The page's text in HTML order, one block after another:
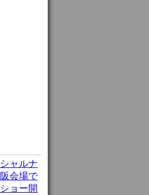
ャルナ
会場で
ョー開